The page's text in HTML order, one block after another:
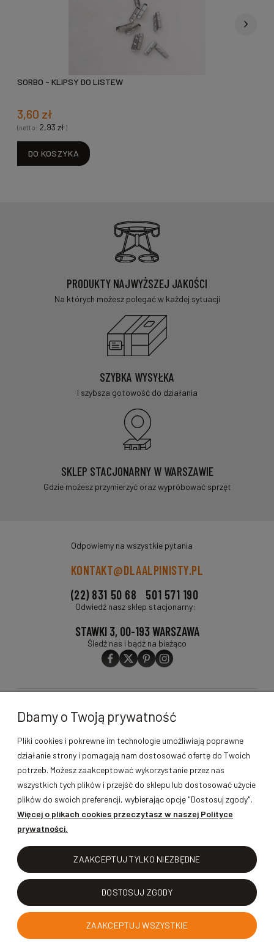
SORBO - KLIPSY DO LISTEW
3,60 zł
(netto: 2,93 zł )
DO KOSZYKA
PRODUKTY NAJWYŻSZEJ JAKOŚCI
Na których możesz polegać w każdej sytuacji
SZYBKA WYSYŁKA
I szybsza gotowość do działania
SKLEP STACJONARNY W WARSZAWIE
Gdzie możesz przymierzyć oraz wypróbować sprzęt
Odpowiemy na wszystkie pytania
KONTAKT@DLAALPINISTY.PL
(22) 831 50 68
501 571 190
Odwiedź nasz sklep stacjonarny:
STAWKI 3, 00-193 WARSZAWA
Śledź nas i bądź na bieżąco
PRODUKTY
MOJE KONTO
GWARANCJA I ZWROTY
Dbamy o Twoją prywatność
Pliki cookies i pokrewne im technologie umożliwiają poprawne
działanie strony i pomagają nam dostosować ofertę do Twoich
potrzeb. Możesz zaakceptować wykorzystanie przez nas
wszystkich tych plików i przejść do sklepu lub dostosować użycie
plików do swoich preferencji, wybierając opcję "Dostosuj zgody".
Więcej o plikach cookies przeczytasz w naszej Polityce
prywatności.
ZAAKCEPTUJ TYLKO NIEZBĘDNE
DOSTOSUJ ZGODY
ZAAKCEPTUJ WSZYSTKIE